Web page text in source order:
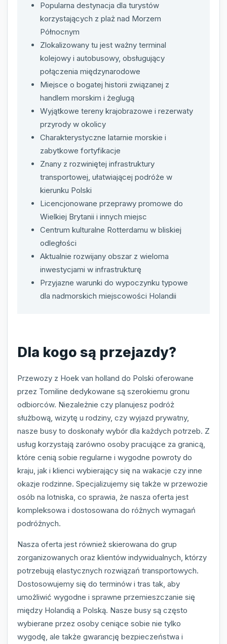
Popularna destynacja dla turystów
korzystających z plaż nad Morzem
Północnym
Zlokalizowany tu jest ważny terminal
kolejowy i autobusowy, obsługujący
połączenia międzynarodowe
Miejsce o bogatej historii związanej z
handlem morskim i żeglugą
Wyjątkowe tereny krajobrazowe i rezerwaty
przyrody w okolicy
Charakterystyczne latarnie morskie i
zabytkowe fortyfikacje
Znany z rozwiniętej infrastruktury
transportowej, ułatwiającej podróże w
kierunku Polski
Licencjonowane przeprawy promowe do
Wielkiej Brytanii i innych miejsc
Centrum kulturalne Rotterdamu w bliskiej
odległości
Aktualnie rozwijany obszar z wieloma
inwestycjami w infrastrukturę
Przyjazne warunki do wypoczynku typowe
dla nadmorskich miejscowości Holandii
Dla kogo są przejazdy?
Przewozy z Hoek van holland do Polski oferowane
przez Tomiline dedykowane są szerokiemu gronu
odbiorców. Niezależnie czy planujesz podróż
służbową, wizytę u rodziny, czy wyjazd prywatny,
nasze busy to doskonały wybór dla każdych potrzeb. Z
usług korzystają zarówno osoby pracujące za granicą,
które cenią sobie regularne i wygodne powroty do
kraju, jak i klienci wybierający się na wakacje czy inne
okazje rodzinne. Specjalizujemy się także w przewozie
osób na lotniska, co sprawia, że nasza oferta jest
kompleksowa i dostosowana do różnych wymagań
podróżnych.
Nasza oferta jest również skierowana do grup
zorganizowanych oraz klientów indywidualnych, którzy
potrzebują elastycznych rozwiązań transportowych.
Dostosowujemy się do terminów i tras tak, aby
umożliwić wygodne i sprawne przemieszczanie się
między Holandią a Polską. Nasze busy są często
wybierane przez osoby ceniące sobie nie tylko
wygodę, ale także gwarancję bezpieczeństwa i